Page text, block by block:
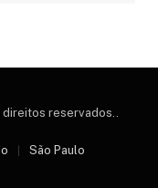
reservados..
São Paulo